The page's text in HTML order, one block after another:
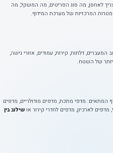
לאחסן, מה סוג הפריטים, מה המשקל, מה
המרכזיות של מערכת המידוף.
דלתות, קירות, עמודים, אזורי גישה,
יותר של השטח.
המתאים: מדפי מתכת, מדפים מודולריים, מדפים
לארכיון, מדפים לחדרי קירור או שילוב בין